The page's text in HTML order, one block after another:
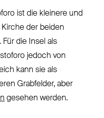
ist die kleinere und
der beiden
Für die Insel als
jedoch von
kann sie als
Grabfelder, aber
gesehen werden.